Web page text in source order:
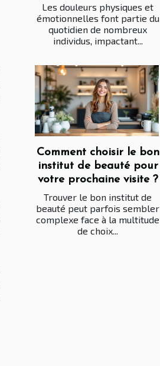
Les douleurs physiques et
émotionnelles font partie du
quotidien de nombreux
individus, impactant...
Comment choisir le bon
institut de beauté pour
votre prochaine visite ?
Trouver le bon institut de
beauté peut parfois sembler
complexe face à la multitude
de choix...